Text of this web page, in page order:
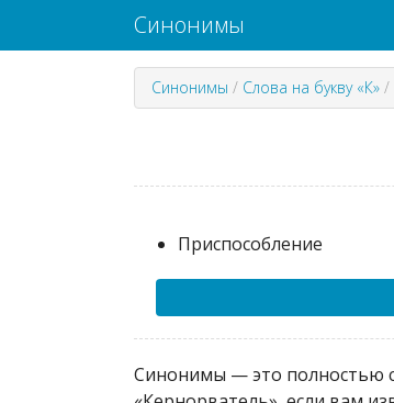
Синонимы
Синонимы / Слова на букву «К» /
Приспособление
Синонимы — это полностью